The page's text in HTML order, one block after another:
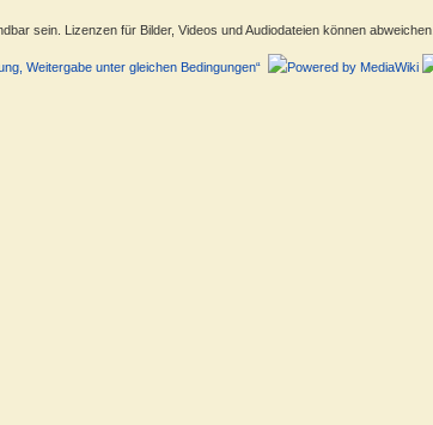
sein. Lizenzen für Bilder, Videos und Audiodateien können abweichen.